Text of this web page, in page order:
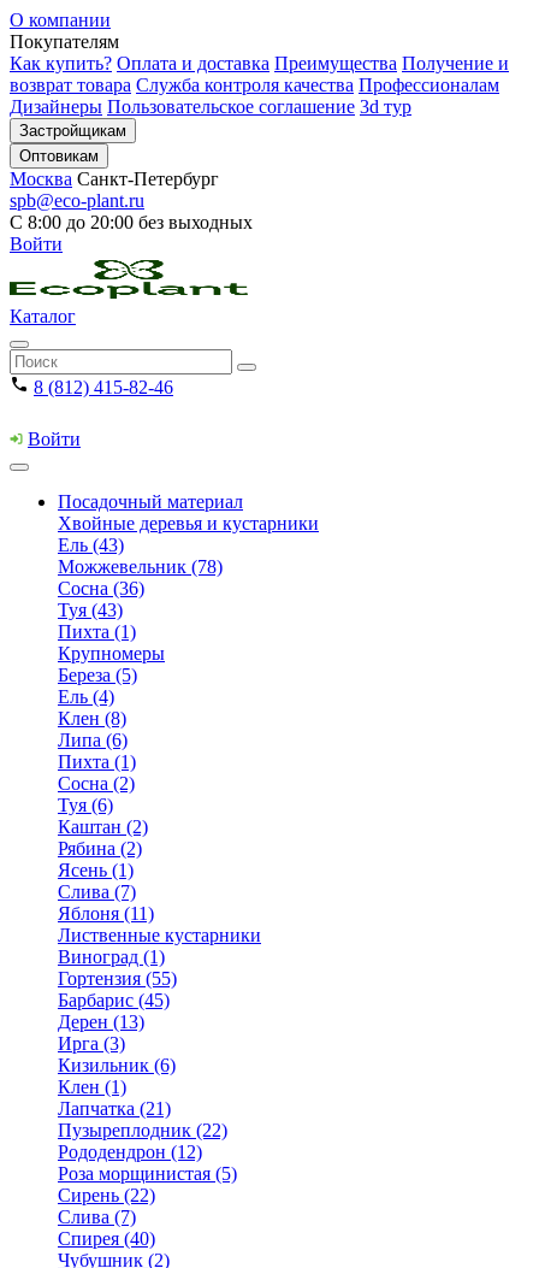
О компании
Покупателям
Как купить? Оплата и доставка Преимущества Получение и
возврат товара Служба контроля качества Профессионалам
Дизайнеры Пользовательское соглашение 3d тур
Застройщикам
Оптовикам
Москва Санкт-Петербург
spb@eco-plant.ru
С 8:00 до 20:00 без выходных
Войти
Каталог
8 (812) 415-82-46
Войти
Посадочный материал
Хвойные деревья и кустарники
Ель (43)
Можжевельник (78)
Сосна (36)
Туя (43)
Пихта (1)
Крупномеры
Береза (5)
Ель (4)
Клен (8)
Липа (6)
Пихта (1)
Сосна (2)
Туя (6)
Каштан (2)
Рябина (2)
Ясень (1)
Слива (7)
Яблоня (11)
Лиственные кустарники
Виноград (1)
Гортензия (55)
Барбарис (45)
Дерен (13)
Ирга (3)
Кизильник (6)
Клен (1)
Лапчатка (21)
Пузыреплодник (22)
Рододендрон (12)
Роза морщинистая (5)
Сирень (22)
Слива (7)
Спирея (40)
Чубушник (2)